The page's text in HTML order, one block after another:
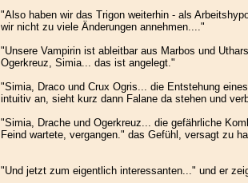
"Also haben wir das Trigon weiterhin - als
wir nicht zu viele Änderungen annehmen...."
"Unsere Vampirin ist ableitbar aus Marbos und
Ogerkreuz, Simia... das ist angelegt."
"Simia, Draco und Crux Ogris... die Entstehung
intuitiv an, sieht kurz dann Falane da stehen und
"Simia, Drache und Ogerkreuz... die gefährliche
Feind wartete, vergangen." das Gefühl, versagt zu
"Und jetzt zum eigentlich interessanten..." und er